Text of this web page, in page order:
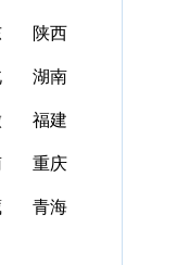
陕西
湖南
福建
重庆
青海